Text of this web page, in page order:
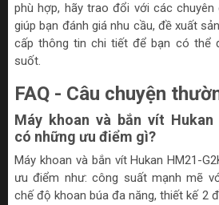
phù hợp, hãy trao đổi với các
giúp bạn đánh giá nhu cầu, đề xuất
cấp thông tin chi tiết để bạn có thể
suốt.
FAQ - Câu chuyện
Máy khoan và bắn vít Hukan
có những ưu điểm gì?
Máy khoan và bắn vít Hukan HM21-
ưu điểm như: công suất mạnh mẽ
chế độ khoan búa đa năng, thiết kế 2